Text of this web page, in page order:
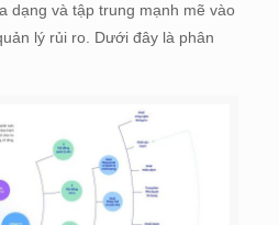
dạng và tập trung mạnh mẽ vào
lý rủi ro. Dưới đây là phân